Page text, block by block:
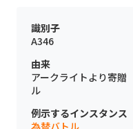
識別子
A346
由来
アークライトより寄
ル
例示するインスタンス
為替バトル